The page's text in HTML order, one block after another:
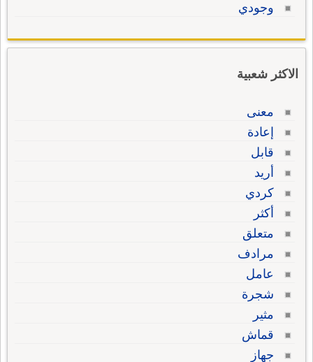
وجودي
الاكثر شعبية
معنى
إعادة
قابل
أريد
كردي
أكثر
متعلق
مرادف
عامل
شجرة
مثير
قماش
جهاز